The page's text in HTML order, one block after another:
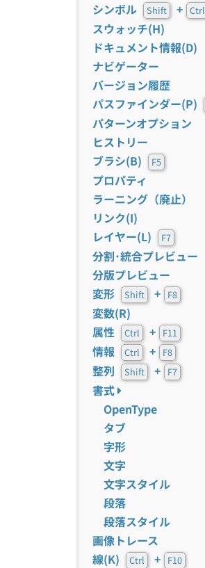
シンボル
Shift + Ctrl
スウォッチ(H)
ドキュメント情報(D)
ナビゲーター
バージョン履歴
パスファインダー(P)
パターンオプション
ヒストリー
ブラシ(B)
F5
プロパティ
ラーニング（廃止）
リンク(I)
レイヤー(L)
F7
分割･統合プレビュー
分版プレビュー
変形
Shift + F8
変数(R)
属性
Ctrl + F11
情報 Ctrl + F8
整列 Shift + F7
書式
OpenType
タブ
字形
文字
文字スタイル
段落
段落スタイル
画像トレース
線(K)
Ctrl + F10